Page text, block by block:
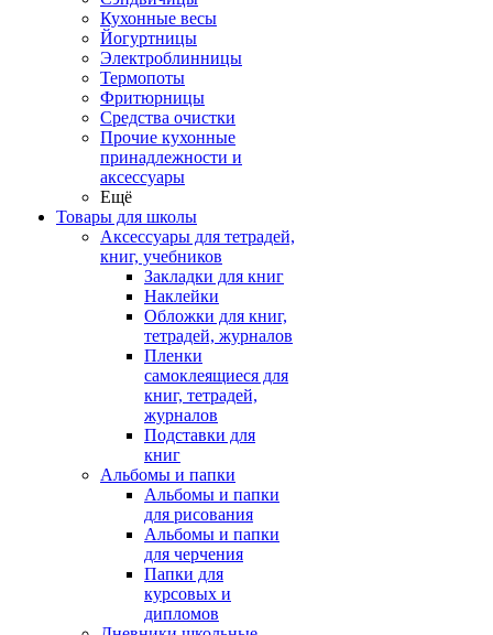
Кухонные весы
Йогуртницы
Электроблинницы
Термопоты
Фритюрницы
Средства очистки
Прочие кухонные
принадлежности и
аксессуары
Ещё
Товары для школы
Аксессуары для тетрадей,
книг, учебников
Закладки для книг
Наклейки
Обложки для книг,
тетрадей, журналов
Пленки
самоклеящиеся для
книг, тетрадей,
журналов
Подставки для
книг
Альбомы и папки
Альбомы и папки
для рисования
Альбомы и папки
для черчения
Папки для
курсовых и
дипломов